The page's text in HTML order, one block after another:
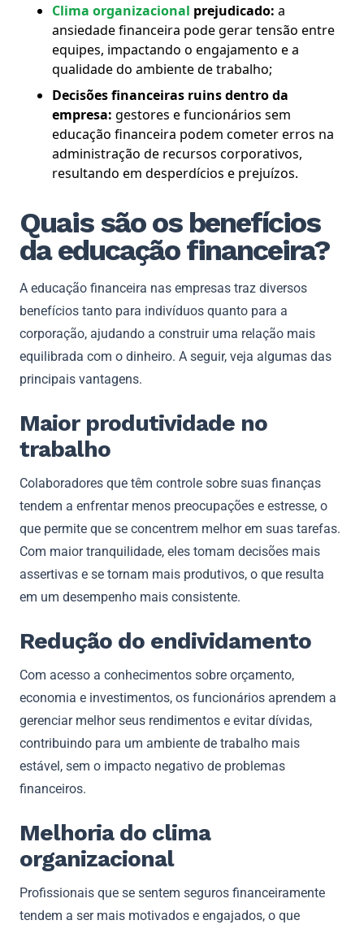
Clima organizacional prejudicado: a
ansiedade financeira pode gerar tensão entre
equipes, impactando o engajamento e a
qualidade do ambiente de trabalho;
Decisões financeiras ruins dentro da
empresa: gestores e funcionários sem
educação financeira podem cometer erros na
administração de recursos corporativos,
resultando em desperdícios e prejuízos.
Quais são os benefícios
da educação financeira?
A educação financeira nas empresas traz diversos
benefícios tanto para indivíduos quanto para a
corporação, ajudando a construir uma relação mais
equilibrada com o dinheiro. A seguir, veja algumas das
principais vantagens.
Maior produtividade no
trabalho
Colaboradores que têm controle sobre suas finanças
tendem a enfrentar menos preocupações e estresse, o
que permite que se concentrem melhor em suas tarefas.
Com maior tranquilidade, eles tomam decisões mais
assertivas e se tornam mais produtivos, o que resulta
em um desempenho mais consistente.
Redução do endividamento
Com acesso a conhecimentos sobre orçamento,
economia e investimentos, os funcionários aprendem a
gerenciar melhor seus rendimentos e evitar dívidas,
contribuindo para um ambiente de trabalho mais
estável, sem o impacto negativo de problemas
financeiros.
Melhoria do clima
organizacional
Profissionais que se sentem seguros financeiramente
tendem a ser mais motivados e engajados, o que